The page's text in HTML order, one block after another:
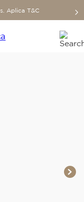
Aplica T&C